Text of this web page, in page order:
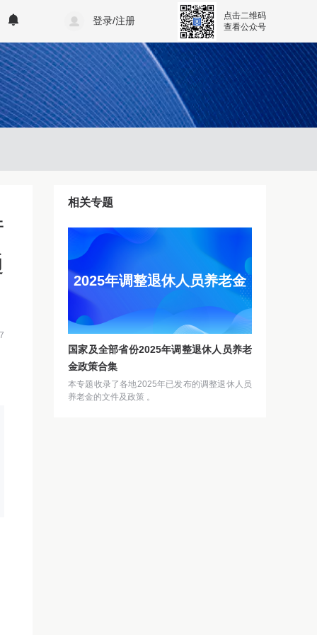
登录/注册
点击二维码
查看公众号
相关专题
2025年调整退休人员养老金
国家及全部省份2025年调整退休人员养老
金政策合集
本专题收录了各地2025年已发布的调整退休人员
养老金的文件及政策 。